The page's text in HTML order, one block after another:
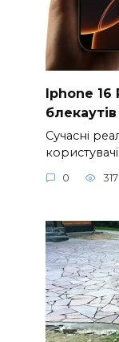
Iphone 16
блекаутів
Сучасні
0 317